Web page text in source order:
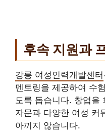
후속 지원과
강릉 여성인력개발센터
멘토링을 제공하여 수
도록 돕습니다. 창업을
자문과 다양한 여성 커
아끼지 않습니다.